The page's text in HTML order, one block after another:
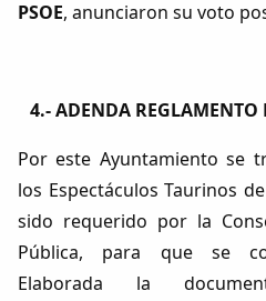
PSOE, anunciaron su voto
4.- ADENDA REGLAMENTO
Por este Ayuntamiento se
los Espectáculos Taurinos
sido requerido por la
Pública, para que se
Elaborada la
Copiar enlace